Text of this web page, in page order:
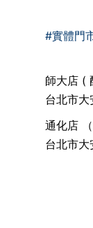
#實體門
師大店 (
台北市
通化店
台北市